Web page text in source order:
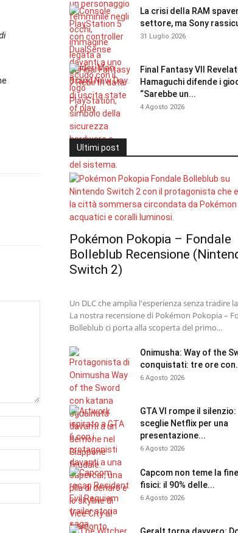
La crisi della RAM
settore, ma Sony
31 Luglio 2026
Final Fantasy VII
Hamaguchi difende i
“Sarebbe un...
4 Agosto 2026
Ultimi post
Pokémon Pokopia – Fondale
Bolleblub Recensione
Switch 2)
Un DLC che amplia l'esperienza senza tradire
La nostra recensione di Pokémon Pokopia –
Bolleblub ci porta alla scoperta del primo...
Onimusha: Way of the
conquistati: tre ore
6 Agosto 2026
GTA VI rompe il
sceglie Netflix per una
presentazione...
6 Agosto 2026
Capcom non teme la
fisici: il 90% delle...
6 Agosto 2026